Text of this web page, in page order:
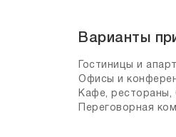
Варианты
Гостиницы и
Офисы и
Кафе, рестораны,
Переговорная